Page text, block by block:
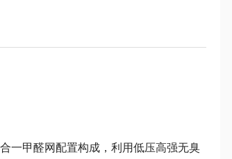
一甲醛网配置构成，利用低压高强无臭